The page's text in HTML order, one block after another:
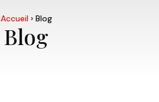
Accueil ›Blog
Blog